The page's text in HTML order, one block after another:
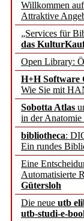
Willkommen
Attraktive
„Services für
das
Open Library:
H+H Software
Wie Sie mit
Sobotta Atlas
in der
bibliotheca:
Ein rundes
Eine
Automatisierte
Gütersloh
Die neue utb
utb-studi-e-
und